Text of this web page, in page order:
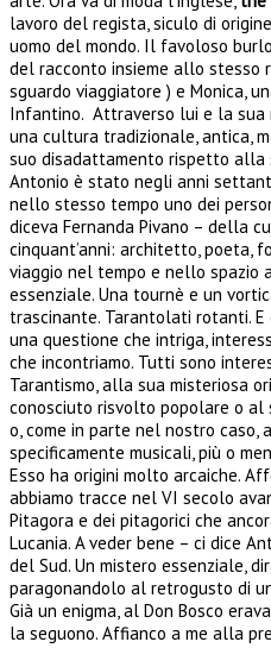
lavoro del regista, siculo di
uomo del mondo. Il favoloso
del racconto insieme allo stesso
sguardo viaggiatore ) e Monica,
Infantino. Attraverso lui e la sua
una cultura tradizionale, antica,
suo disadattamento rispetto alla
Antonio è stato negli anni
nello stesso tempo uno dei
diceva Fernanda Pivano – della
cinquant’anni: architetto, poeta,
viaggio nel tempo e nello spazio
essenziale. Una tournè e un
trascinante. Tarantolati rotanti. E
una questione che intriga,
che incontriamo. Tutti sono
Tarantismo, alla sua misteriosa
conosciuto risvolto popolare o al
o, come in parte nel nostro caso,
specificamente musicali, più o
Esso ha origini molto arcaiche.
abbiamo tracce nel VI secolo
Pitagora e dei pitagorici che
Lucania. A veder bene – ci dice
del Sud. Un mistero essenziale,
paragonandolo al retrogusto di
Già un enigma, al Don Bosco
la seguono. Affianco a me alla